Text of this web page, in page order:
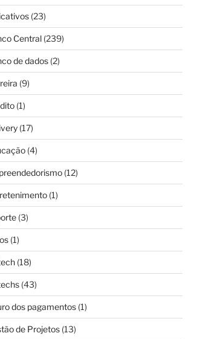
(23)
Central(239)
de dados(2)
(9)
(1)
(17)
(4)
(12)
(1)
(3)
(1)
(18)
(43)
dos pagamentos(1)
de Projetos(13)